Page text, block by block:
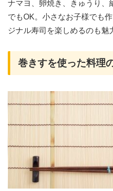
ナマヨ、卵焼き、きゅうり、
でもOK。小さなお子様でも
ジナル寿司を楽しめるのも魅
巻きすを使った料理